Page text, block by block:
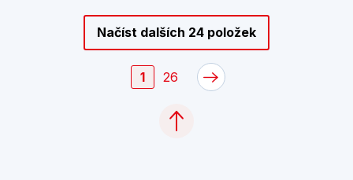
Načíst dalších 24 položek
1 26